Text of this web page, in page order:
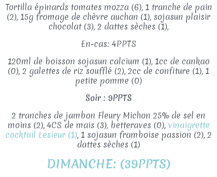
Tortilla épinards tomates mozza (6), 1 tranche de pain
(2), 15g fromage de chèvre auchan (1), sojasun plaisir
chocolat (3), 2 dattes sèches (1),
En-cas: 4PPTS
120ml de boisson sojasun calcium (1), 1cc de cankao
(0), 2 galettes de riz soufflé (2), 2cc de confiture (1), 1
petite pomme (0)
Soir : 9PPTS
2 tranches de jambon Fleury Michon 25% de sel en
moins (2), 4CS de mais (3), betteraves (0), vinaigrette
cocktail Lesieur (1), 1 sojasun framboise passion (2), 2
dattes sèches (1)
DIMANCHE: (39PPTS)